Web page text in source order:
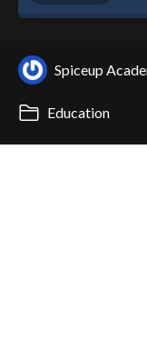
Spiceup
Education